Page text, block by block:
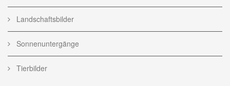
Landschaftsbilder
Sonnenuntergänge
Tierbilder